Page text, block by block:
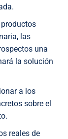
productos
las
una
la solución
a los
sobre el
reales de